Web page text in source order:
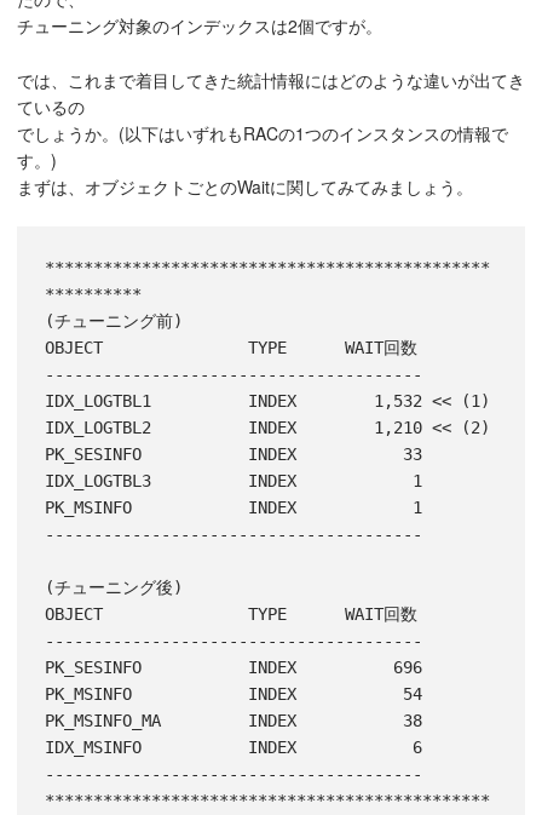
チューニング対象のインデックスは2個ですが。
では、これまで着目してきた統計情報にはどのような違いが出てき
ているの
でしょうか。(以下はいずれもRACの1つのインスタンスの情報で
す。)
まずは、オブジェクトごとのWaitに関してみてみましょう。
**********************************************
**********
(チューニング前)
OBJECT               TYPE      WAIT回数
---------------------------------------
IDX_LOGTBL1          INDEX        1,532 << (1)
IDX_LOGTBL2          INDEX        1,210 << (2)
PK_SESINFO           INDEX           33
IDX_LOGTBL3          INDEX            1
PK_MSINFO            INDEX            1
---------------------------------------
(チューニング後)
OBJECT               TYPE      WAIT回数
---------------------------------------
PK_SESINFO           INDEX          696
PK_MSINFO            INDEX           54
PK_MSINFO_MA         INDEX           38
IDX_MSINFO           INDEX            6
---------------------------------------
**********************************************